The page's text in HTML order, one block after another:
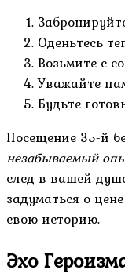
Оденьтесь
Возьмите с
Уважайте
Будьте
Посещение 35-й
незабываемый
след в вашей
задуматься о
свою историю.
Эхо